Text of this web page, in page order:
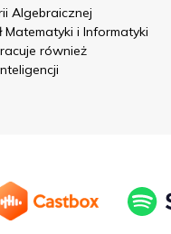
Algebraicznej
i Informatyki
również